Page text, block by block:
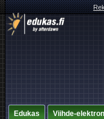
Edukas Viihde-